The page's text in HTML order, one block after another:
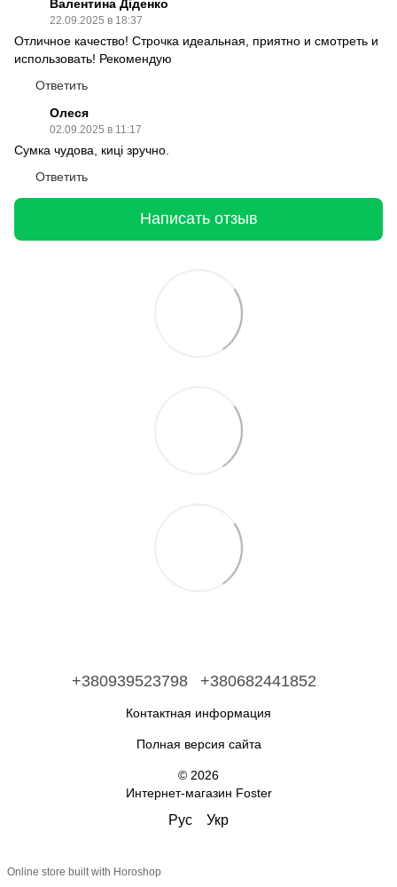
Валентина Діденко
22.09.2025 в 18:37
Отличное качество! Строчка идеальная, приятно и смотреть и
использовать! Рекомендую
Ответить
Олеся
02.09.2025 в 11:17
Сумка чудова, киці зручно.
Ответить
Написать отзыв
+380939523798 +380682441852
Контактная информация
Полная версия сайта
© 2026
Интернет-магазин Foster
Рус Укр
Online store built with Horoshop